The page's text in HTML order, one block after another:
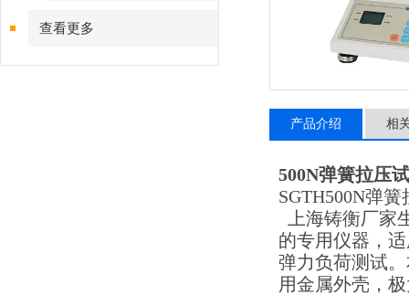
查看更多
产品介绍 相
500N弹簧拉压
SGTH500N弹
上海铸衡厂家
的专用仪器，
弹力负荷测试
用金属外壳，